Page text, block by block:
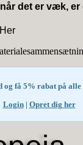
det er væk,
og få 5% rabat på
Login| Opret dig her